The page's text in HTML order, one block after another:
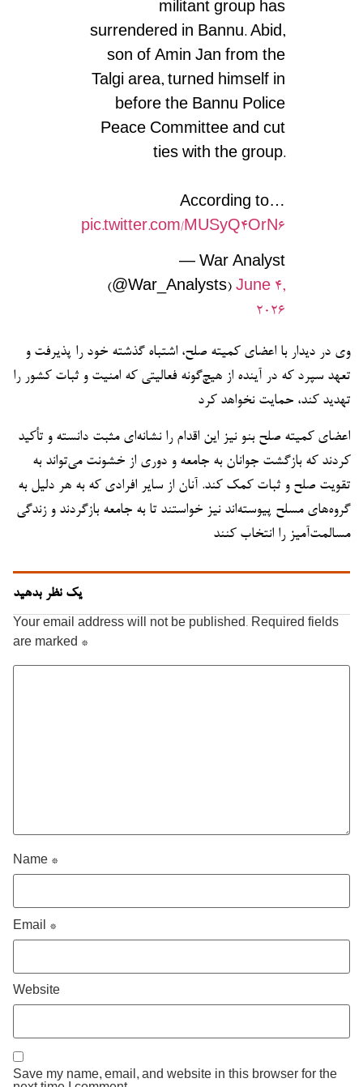
militant group has
surrendered in Bannu. Abid,
son of Amin Jan from the
Talgi area, turned himself in
before the Bannu Police
Peace Committee and cut
ties with the group.
According to…
pic.twitter.com/MUSyQ4OrN6
— War Analyst
(@War_Analysts) June 4,
2026
وی در دیدار با اعضای کمیته صلح، اشتباه گذشته خود را پذیرفت و
تعهد سپرد که در آینده از هیچ‌گونه فعالیتی که امنیت و ثبات کشور را
تهدید کند، حمایت نخواهد کرد
اعضای کمیته صلح بنو نیز این اقدام را نشانه‌ای مثبت دانسته و تأکید
کردند که بازگشت جوانان به جامعه و دوری از خشونت می‌تواند به
تقویت صلح و ثبات کمک کند. آنان از سایر افرادی که به هر دلیل به
گروه‌های مسلح پیوسته‌اند نیز خواستند تا به جامعه بازگردند و زندگی
مسالمت‌آمیز را انتخاب کنند
یک نظر بدهید
Your email address will not be published. Required fields
are marked *
Name *
Email *
Website
Save my name, email, and website in this browser for the